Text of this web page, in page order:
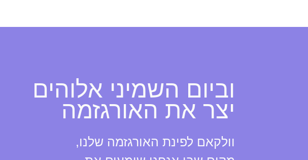
וביום השמיני אלוהים
יצר את האורגזמה
וולקאם לפינת האורגזמה שלנו,